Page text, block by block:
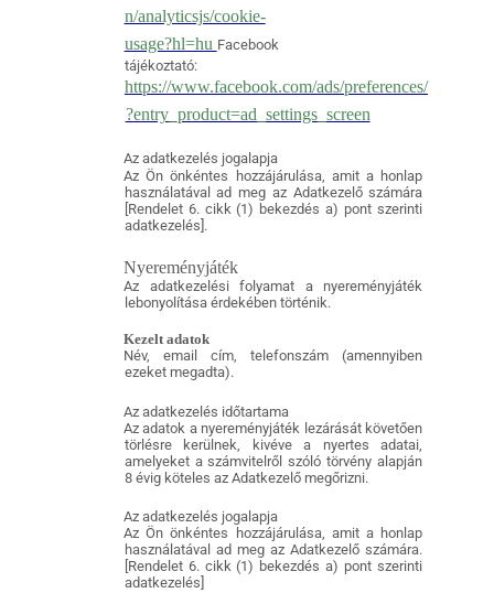
n/analyticsjs/cookie-
usage?hl=hu Facebook
tájékoztató:
https://www.facebook.com/ads/preferences/
?entry_product=ad_settings_screen
Az adatkezelés jogalapja
Az Ön önkéntes hozzájárulása, amit a honlap
használatával ad meg az Adatkezelő számára
[Rendelet 6. cikk (1) bekezdés a) pont szerinti
adatkezelés].
Nyereményjáték
Az adatkezelési folyamat a nyereményjáték
lebonyolítása érdekében történik.
Kezelt adatok
Név, email cím, telefonszám (amennyiben
ezeket megadta).
Az adatkezelés időtartama
Az adatok a nyereményjáték lezárását követően
törlésre kerülnek, kivéve a nyertes adatai,
amelyeket a számvitelről szóló törvény alapján
8 évig köteles az Adatkezelő megőrizni.
Az adatkezelés jogalapja
Az Ön önkéntes hozzájárulása, amit a honlap
használatával ad meg az Adatkezelő számára.
[Rendelet 6. cikk (1) bekezdés a) pont szerinti
adatkezelés]